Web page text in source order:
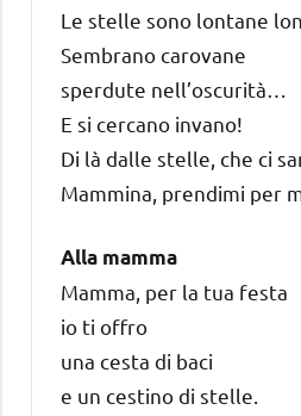
Le stelle sono lontane
Sembrano carovane
sperdute nell’oscurità…
E si cercano invano!
Di là dalle stelle, che ci
Mammina, prendimi per
Alla mamma
Mamma, per la tua festa
io ti offro
una cesta di baci
e un cestino di stelle.